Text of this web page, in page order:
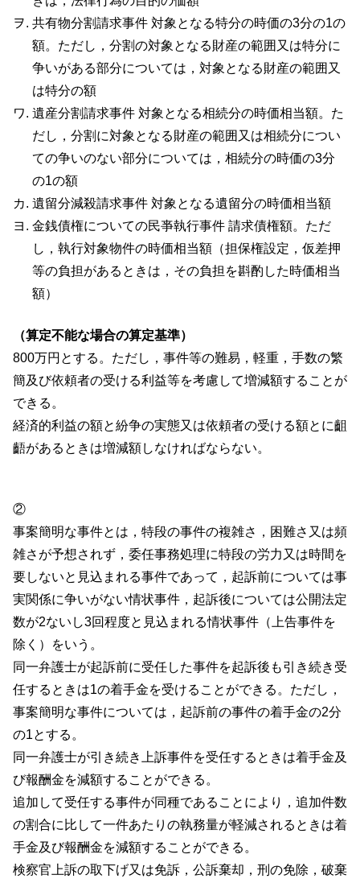
共有物分割請求事件 対象となる特分の時価の3分の1の
額。ただし，分割の対象となる財産の範囲又は特分に
争いがある部分については，対象となる財産の範囲又
は特分の額
遺産分割請求事件 対象となる相続分の時価相当額。た
だし，分割に対象となる財産の範囲又は相続分につい
ての争いのない部分については，相続分の時価の3分
の1の額
遺留分減殺請求事件 対象となる遺留分の時価相当額
金銭債権についての民亊執行事件 請求債権額。ただ
し，執行対象物件の時価相当額（担保権設定，仮差押
等の負担があるときは，その負担を斟酌した時価相当
額）
（算定不能な場合の算定基準）
800万円とする。ただし，事件等の難易，軽重，手数の繁
簡及び依頼者の受ける利益等を考慮して増減額することが
できる。
経済的利益の額と紛争の実態又は依頼者の受ける額とに齟
齬があるときは増減額しなければならない。
②
事案簡明な事件とは，特段の事件の複雑さ，困難さ又は頻
雑さが予想されず，委任事務処理に特段の労力又は時間を
要しないと見込まれる事件であって，起訴前については事
実関係に争いがない情状事件，起訴後については公開法定
数が2ないし3回程度と見込まれる情状事件（上告事件を
除く）をいう。
同一弁護士が起訴前に受任した事件を起訴後も引き続き受
任するときは1の着手金を受けることができる。ただし，
事案簡明な事件については，起訴前の事件の着手金の2分
の1とする。
同一弁護士が引き続き上訴事件を受任するときは着手金及
び報酬金を減額することができる。
追加して受任する事件が同種であることにより，追加件数
の割合に比して一件あたりの執務量が軽減されるときは着
手金及び報酬金を減額することができる。
検察官上訴の取下げ又は免訴，公訴棄却，刑の免除，破棄